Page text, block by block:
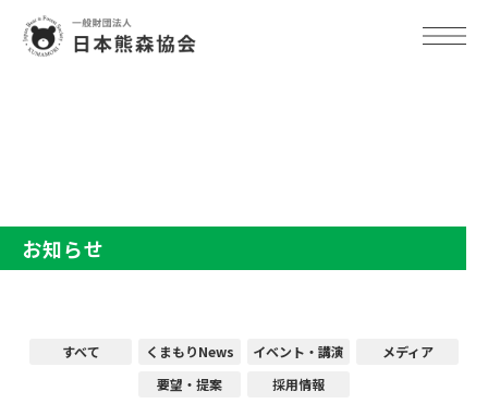
お知らせ
すべて くまもりNews イベント・講演
メディア
要望・提案
採用情報